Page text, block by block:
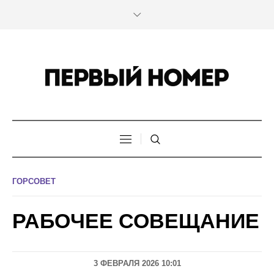
ГОРСОВЕТ
РАБОЧЕЕ СОВЕЩАНИЕ
3 ФЕВРАЛЯ 2026 10:01